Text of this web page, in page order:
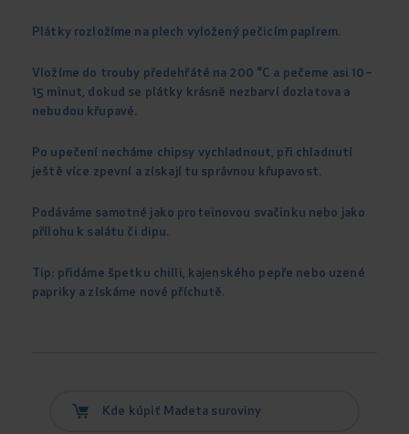
Plátky rozložíme na plech vyložený pečicím papírem.
Vložíme do trouby předehřáté na 200 °C a pečeme asi 10–
15 minut, dokud se plátky krásně nezbarví dozlatova a
nebudou křupavé.
Po upečení necháme chipsy vychladnout, při chladnutí
ještě více zpevní a získají tu správnou křupavost.
Podáváme samotné jako proteinovou svačinku nebo jako
přílohu k salátu či dipu.
Tip: přidáme špetku chilli, kajenského pepře nebo uzené
papriky a získáme nové příchutě.
Kde kúpiť Madeta suroviny